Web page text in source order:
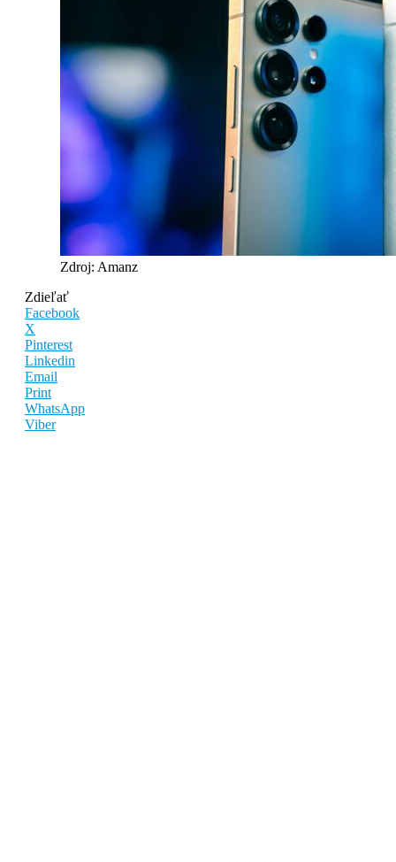
Zdroj: Amanz
Zdieľať
Facebook
X
Pinterest
Linkedin
Email
Print
WhatsApp
Viber